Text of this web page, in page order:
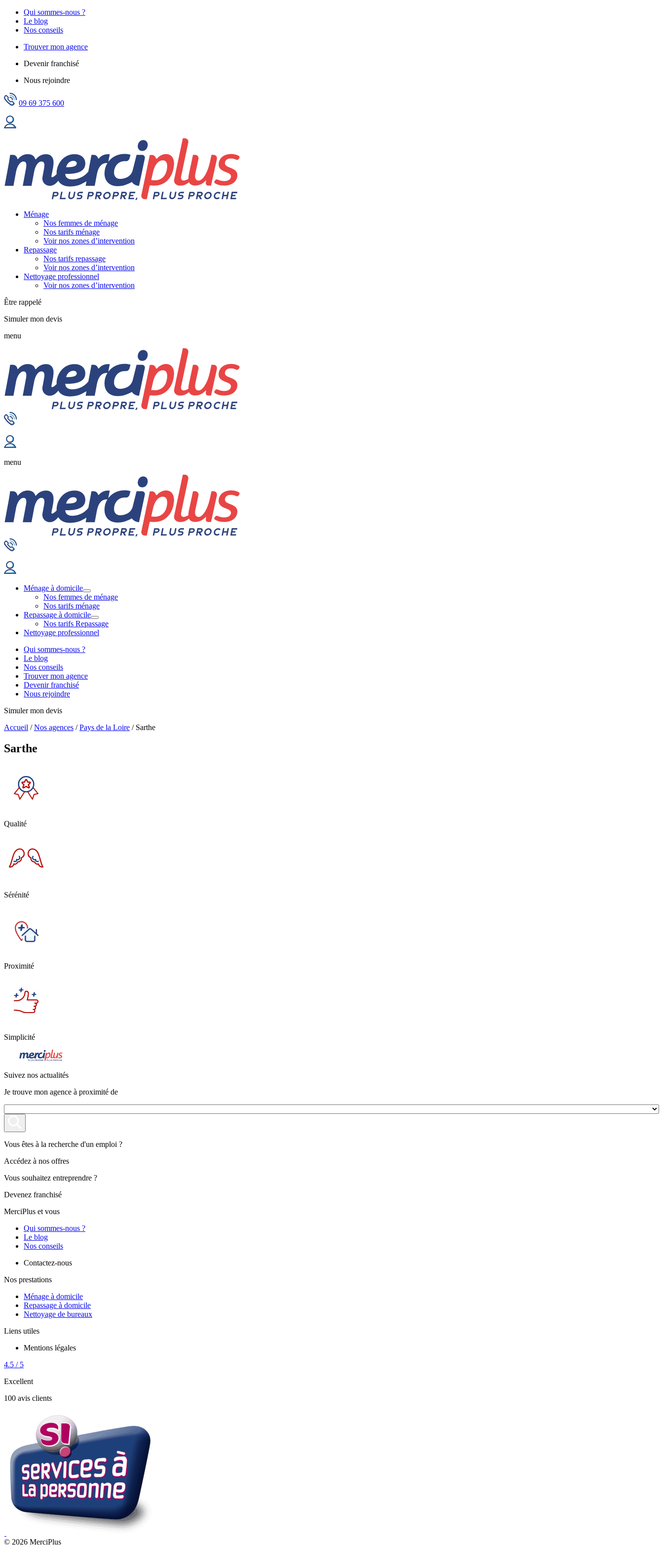
Qui sommes-nous ?
Le blog
Nos conseils
Trouver mon agence
Devenir franchisé
Nous rejoindre
09 69 375 600
Ménage
Nos femmes de ménage
Nos tarifs ménage
Voir nos zones d’intervention
Repassage
Nos tarifs repassage
Voir nos zones d’intervention
Nettoyage professionnel
Voir nos zones d’intervention
Être rappelé
Simuler mon devis
menu
menu
Ménage à domicile
Nos femmes de ménage
Nos tarifs ménage
Repassage à domicile
Nos tarifs Repassage
Nettoyage professionnel
Qui sommes-nous ?
Le blog
Nos conseils
Trouver mon agence
Devenir franchisé
Nous rejoindre
Simuler mon devis
Accueil /Nos agences /Pays de la Loire / Sarthe
Sarthe
Qualité
Sérénité
Proximité
Simplicité
Suivez nos actualités
Je trouve mon agence à proximité de
Vous êtes à la recherche d'un emploi ?
Accédez à nos offres
Vous souhaitez entreprendre ?
Devenez franchisé
MerciPlus et vous
Qui sommes-nous ?
Le blog
Nos conseils
Contactez-nous
Nos prestations
Ménage à domicile
Repassage à domicile
Nettoyage de bureaux
Liens utiles
Mentions légales
4.5 / 5
Excellent
100 avis clients
© 2026 MerciPlus